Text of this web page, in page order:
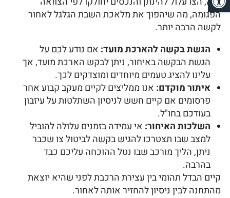
הפגומה, מה שיהפוך את מלאכת השבת הגלגל לאחור
לקשה הרבה יותר.
הגשת בקשה להארכת מועד: אם נודע לכם על
הגשת הבקשה באיחור, ניתן לבקש הארכת מועד, אך
עלינו להציג טעמים מיוחדים ומוצדקים לכך.
איתור מוקדם: אנו ממליצים לקיים מעקב קבוע אחר
פרסומים אם קיים חשש לניסיון השתלטות על עיזבון
בעודכם בחו"ל.
השלכות האיחור: אי עמידה בזמנים עלולה להוביל
למצב שבו תצטרכו להגיש בקשה לביטול צו שכבר
ניתן, הליך מורכב שבו נטל ההוכחה עליכם כבד
בהרבה.
קיים הבדל תהומי בין עצירת הרכבת לפני שהיא יוצאת
מהתחנה לבין ניסיון להחזיר אותה לאחור.